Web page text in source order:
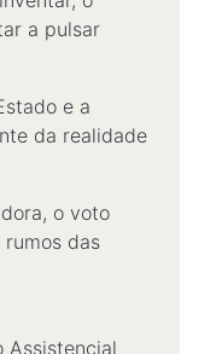
a pulsar
e a
da realidade
o voto
das
Assistencial